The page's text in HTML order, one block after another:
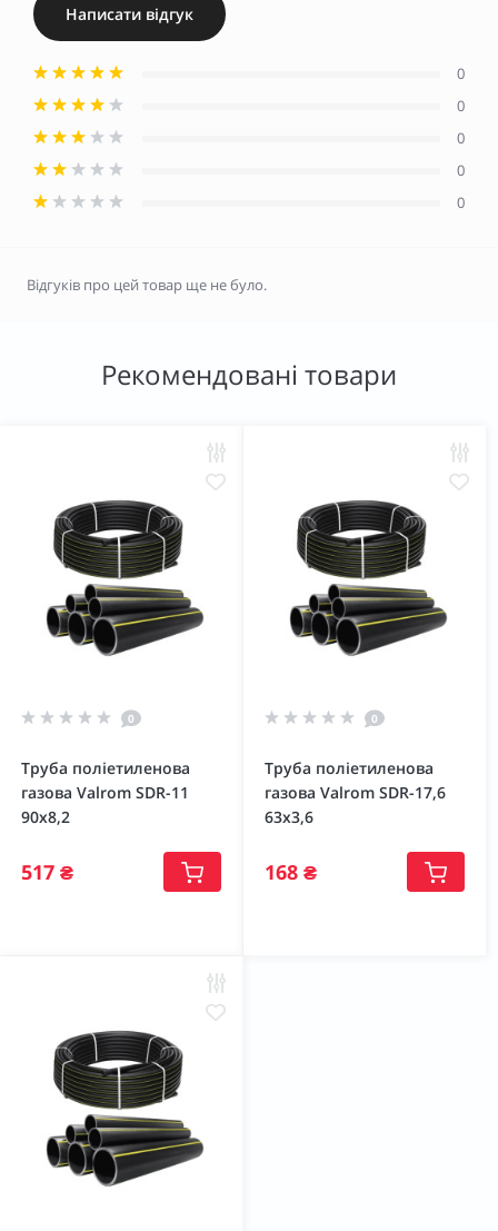
Написати відгук
0
0
0
0
0
Відгуків про цей товар ще не було.
Рекомендовані товари
0
Труба поліетиленова
газова Valrom SDR-11
90х8,2
517 ₴
0
Труба поліетиленова
газова Valrom SDR-17,6
63х3,6
168 ₴